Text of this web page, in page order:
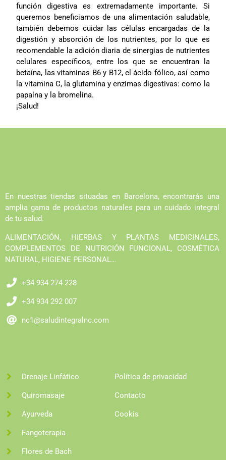
función digestiva es extremadamente importante. Si
queremos beneficiarnos de una alimentación saludable,
también debemos cuidar las células encargadas de la
digestión y absorción de los nutrientes, por lo que es
recomendable la adición diaria de sinergias de nutrientes
celulares específicos, entre los que se encuentran la
betaína, las vitaminas B6 y B12, el ácido fólico, así como
la vitamina C, la glutamina y enzimas digestivas: como la
papaína y la bromelina.
¡Salud!
En nuestras tiendas situadas en Barcelona, encontrarás una
amplia gama de productos naturales para un cuidado integral
de tu salud.
ALIMENTACIÓN, HIERBAS Y PLANTAS MEDICINALES,
COMPLEMENTOS DE NUTRICIÓN FUNCIONAL, COSMÉTICA
NATURAL, HIGIENE PERSONAL…
+34 934 274 228
+34 934 292 007
nc1@saludintegralnc.com
Drenaje Linfático
Quiromasaje
Ayurveda
Fangoterapia
Flores de Bach
Política de privacidad
Contacto
Cookis